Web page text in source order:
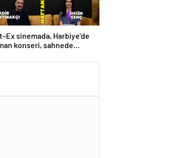
sinemada, Harbiye’de
konseri, sahnede
ajandası